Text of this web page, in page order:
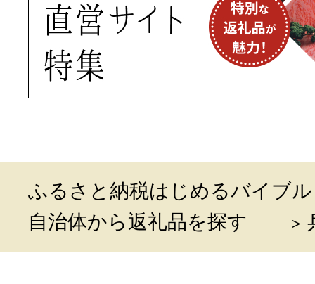
ふるさと納税はじめるバイブル
自治体から返礼品を探す